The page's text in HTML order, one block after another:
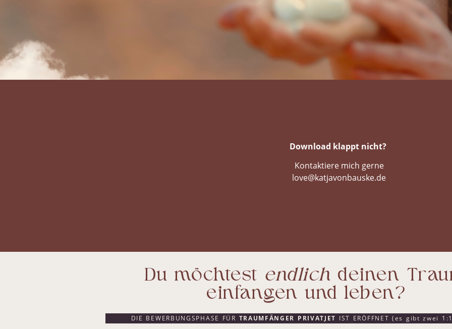
Download klappt nicht?
Kontaktiere mich gerne
love@katjavonbauske.de
Du möchtest endlich deinen
einfangen und leben?
DIE BEWERBUNGSPHASE FÜR TRAUMFÄNGER PRIVATJET IST ERÖFFNET (es gibt zwei